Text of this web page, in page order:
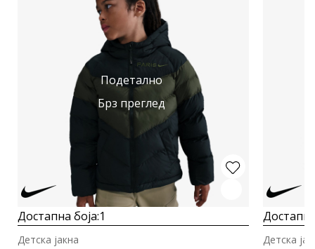
Подетално
Брз преглед
Достапна боја:1
Детска јакна Детска